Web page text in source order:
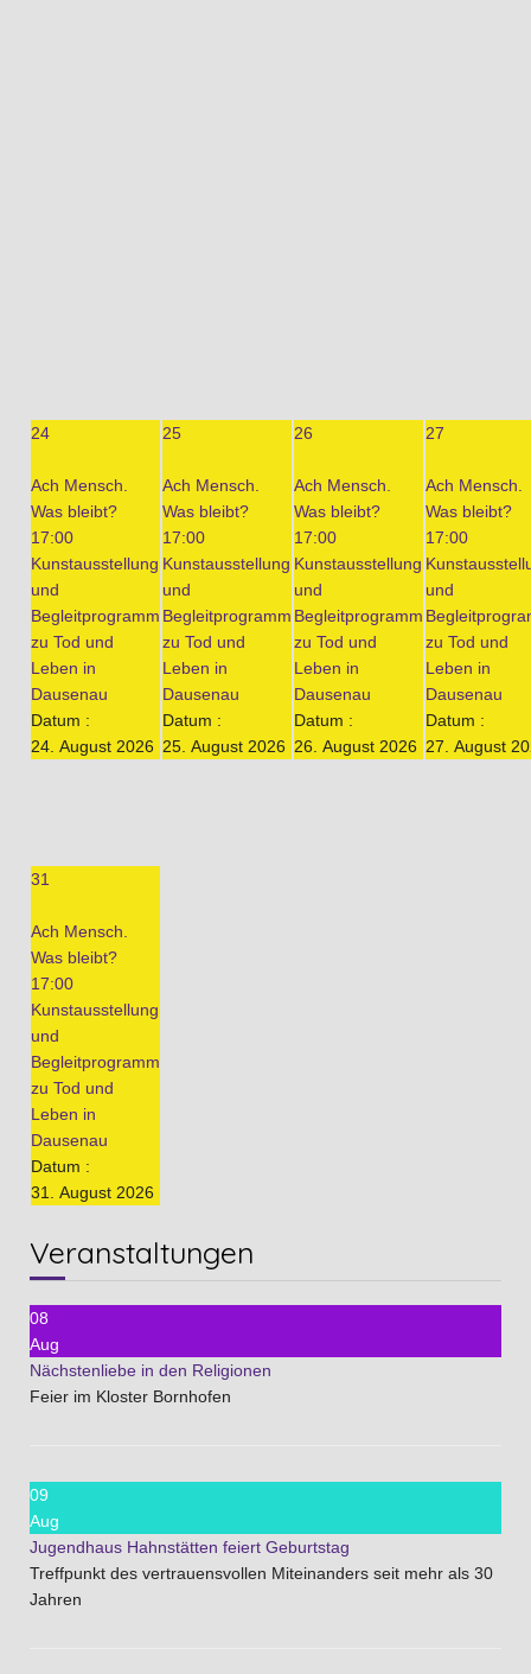
24
Ach Mensch.
Was bleibt?
17:00
Kunstausstellung
und
Begleitprogramm
zu Tod und
Leben in
Dausenau
Datum :
24. August 2026
25
Ach Mensch.
Was bleibt?
17:00
Kunstausstellung
und
Begleitprogramm
zu Tod und
Leben in
Dausenau
Datum :
25. August 2026
26
Ach Mensch.
Was bleibt?
17:00
Kunstausstellung
und
Begleitprogramm
zu Tod und
Leben in
Dausenau
Datum :
26. August 2026
27
Ach Mensch.
Was bleibt?
17:00
und
zu Tod und
Leben in
Dausenau
Datum :
27. August
31
Ach Mensch.
Was bleibt?
17:00
Kunstausstellung
und
Begleitprogramm
zu Tod und
Leben in
Dausenau
Datum :
31. August 2026
Veranstaltungen
08
Aug
Nächstenliebe in den Religionen
Feier im Kloster Bornhofen
09
Aug
Jugendhaus Hahnstätten feiert Geburtstag
Treffpunkt des vertrauensvollen Miteinanders seit mehr als 30
Jahren